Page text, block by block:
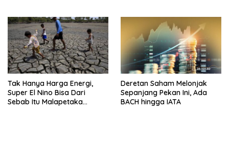
Tak Hanya Harga Energi,
Super El Nino Bisa Dari
Sebab Itu Malapetaka
Deretan Saham Melonjak
Sepanjang Pekan Ini, Ada
BACH hingga IATA